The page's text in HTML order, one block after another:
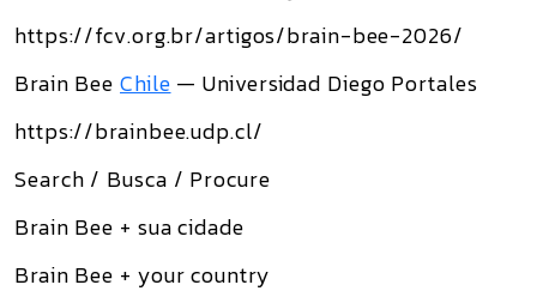
https://fcv.org.br/artigos/brain-bee-2026/
Brain BeeChile — Universidad Diego Portales
https://brainbee.udp.cl/
Search / Busca / Procure
Brain Bee + sua cidade
Brain Bee + your country